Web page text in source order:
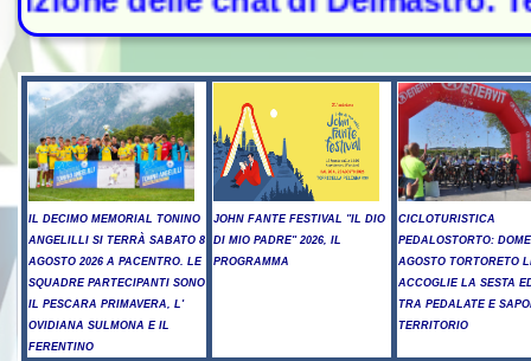
IL DECIMO MEMORIAL TONINO
ANGELILLI SI TERRÀ SABATO 8
AGOSTO 2026 A PACENTRO. LE
SQUADRE PARTECIPANTI SONO
IL PESCARA PRIMAVERA, L'
OVIDIANA SULMONA E IL
FERENTINO
JOHN FANTE FESTIVAL "IL DIO
DI MIO PADRE" 2026, IL
PROGRAMMA
CICLOTURISTICA
PEDALOSTORTO:
AGOSTO TORTORETO
ACCOGLIE LA SESTA
TRA PEDALATE E
TERRITORIO